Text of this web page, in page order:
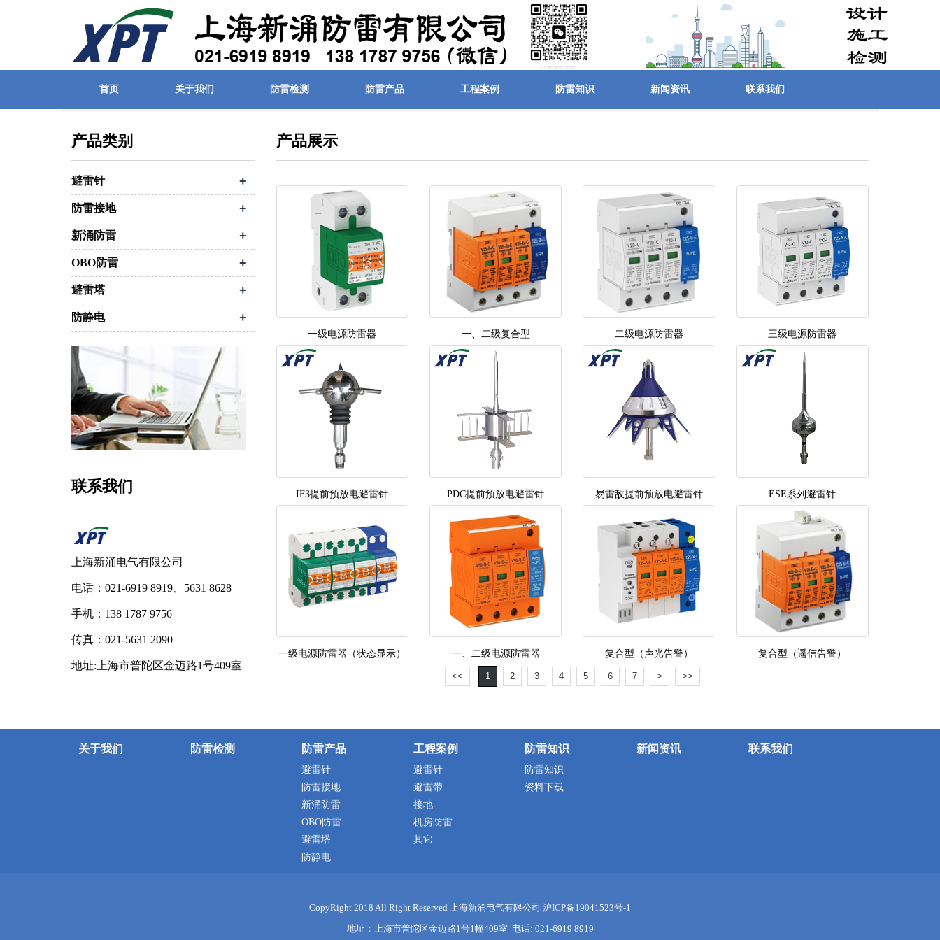
首页 关于我们 防雷检测 防雷产品 工程案例 防雷知识 新闻资讯 联系我们
首页| 产品展示
产品展示
一级电源防雷器 一、二级复合型 二级电源防雷器 三级电源防雷器
IF3提前预放电避雷针 PDC提前预放电避雷针 易雷敌提前预放电避雷针 ESE系列避雷针
一级电源防雷器（状态显示） 一、二级电源防雷器 复合型（声光告警） 复合型（遥信告警）
<< 1 2 3 4 5 6 7 > >>
产品类别
避雷针 +
防雷接地 +
新涌防雷 +
OBO防雷 +
避雷塔 +
防静电 +
联系我们
上海新涌电气有限公司
电话：021-6919 8919、5631 8628
手机：138 1787 9756
传真：021-5631 2090
地址:上海市普陀区金迈路1号409室
关于我们 防雷检测 防雷产品
避雷针
防雷接地
新涌防雷
OBO防雷
避雷塔
防静电
工程案例
避雷针
避雷带
接地
机房防雷
其它
防雷知识
防雷知识
资料下载
新闻资讯 联系我们
CopyRight 2018 All Right Reserved 上海新涌电气有限公司 沪ICP备19041523号-1
地址：上海市普陀区金迈路1号1幢409室 电话: 021-6919 8919